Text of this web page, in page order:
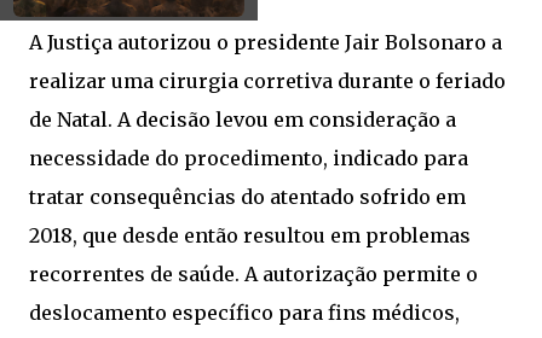
A Justiça autorizou o presidente Jair Bolsonaro a
realizar uma cirurgia corretiva durante o feriado
de Natal. A decisão levou em consideração a
necessidade do procedimento, indicado para
tratar consequências do atentado sofrido em
2018, que desde então resultou em problemas
recorrentes de saúde. A autorização permite o
deslocamento específico para fins médicos,